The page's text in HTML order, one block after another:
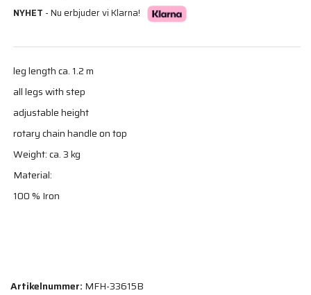
NYHET - Nu erbjuder vi Klarna!
leg length ca. 1.2 m
all legs with step
adjustable height
rotary chain handle on top
Weight: ca. 3 kg
Material:
100 % Iron
Artikelnummer: MFH-33615B